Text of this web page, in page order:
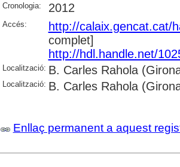
Cronologia: 2012
Accés:
http://calaix.gencat.cat/
complet]
http://hdl.handle.net/
Localització: B. Carles Rahola
Localització: B. Carles Rahola
Enllaç permanent a aquest